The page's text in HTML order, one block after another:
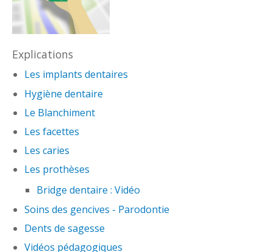
Explications
Les implants dentaires
Hygiène dentaire
Le Blanchiment
Les facettes
Les caries
Les prothèses
Bridge dentaire : Vidéo
Soins des gencives - Parodontie
Dents de sagesse
Vidéos pédagogiques